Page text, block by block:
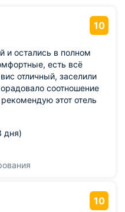
10
и остались в полном
есть всё
отличный, заселили
соотношение
этот отель
дня)
10